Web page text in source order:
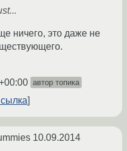
ничего, это даже не
автор топика
10.09.2014